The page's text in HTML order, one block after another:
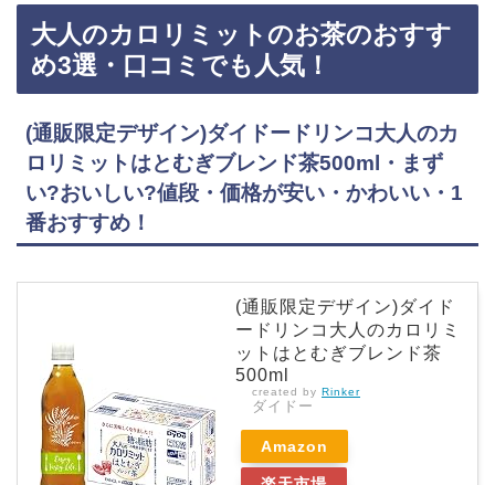
nや楽天でもサントリーの黒烏龍茶がお得に買えておすすめです！サントリーの黒烏龍茶など
おすすめ3選・口コミでも人気 サントリー 黒烏龍茶 1.4L×8本・効果・おいしい・体脂肪が
気…
大人のカロリミットのお茶のおすす
め3選・口コミでも人気！
(通販限定デザイン)ダイドードリンコ大人のカ
ロリミットはとむぎブレンド茶500ml・まず
い?おいしい?値段・価格が安い・かわいい・1
番おすすめ！
(通販限定デザイン)ダイド
ードリンコ大人のカロリミ
ットはとむぎブレンド茶
500ml
created by Rinker
ダイドー
Amazon